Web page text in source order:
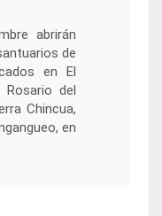
abrirán
de
en El
Rosario del
Chincua,
en